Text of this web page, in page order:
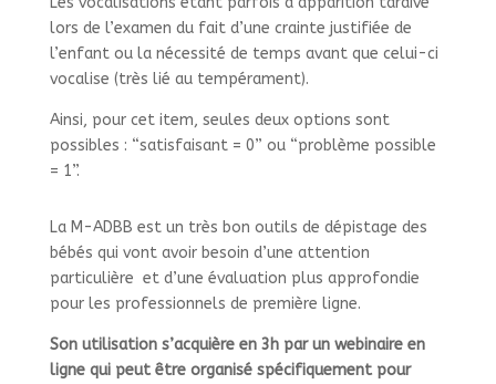
lors de l’examen du fait d’une crainte justifiée de
l’enfant ou la nécessité de temps avant que celui-ci
vocalise (très lié au tempérament).
Ainsi, pour cet item, seules deux options sont
possibles : “satisfaisant = 0” ou “problème possible
= 1”.
La M-ADBB est un très bon outils de dépistage des
bébés qui vont avoir besoin d’une attention
particulière et d’une évaluation plus approfondie
pour les professionnels de première ligne.
Son utilisation s’acquière en 3h par un webinaire en
ligne qui peut être organisé spécifiquement pour